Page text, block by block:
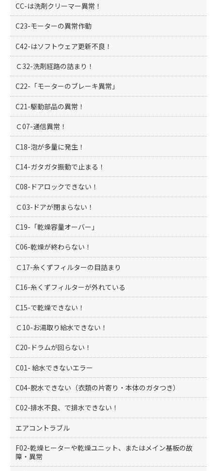
CC-は洗剤クリーマー異常！
C23-モーターの異常作動
C42-はソフトウェア更新不良！
Ｃ32-洗剤経路の詰まり！
C22-「モーターのブレーキ異常」
C21-駆動部品の異常！
Ｃ07-通信異常！
C18-泡が多量に発生！
C14-ガタガタ振動で止まる！
C08-ドアロックできない！
Ｃ03-ドアが閉まらない！
C19-「乾燥容量オーバー」
C06-乾燥が終わらない！
Ｃ17-糸くずフィルターの目詰まり
C16-糸くずフィルターが外れている
C15-で乾燥できない！
Ｃ10-お湯取り給水できない！
C20-ドラムが回らない！
C01- 給水できないエラー
C04-脱水できない（衣類の片寄り・本体のガタつき）
C02-排水不良、で排水できない！
エアコントラブル
F02-乾燥ヒーターや乾燥ユニット、またはメイン基板の故
障・異常